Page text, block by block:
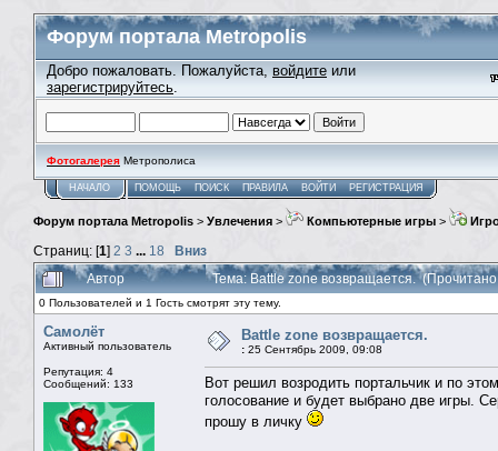
Форум портала Metropolis
Добро пожаловать. Пожалуйста, войдите или
зарегистрируйтесь.
Фотогалерея Метрополиса
НАЧАЛО ПОМОЩЬ ПОИСК ПРАВИЛА ВОЙТИ РЕГИСТРАЦИЯ
Форум портала Metropolis > Увлечения > Компьютерные игры >
Страниц: [1] 2 3 ... 18
Вниз
Автор
Тема: Battle zone возвращается.
0 Пользователей и 1 Гость смотрят эту тему.
Самолёт
Активный пользователь
Репутация: 4
Сообщений: 133
Battle zone возвращается.
: 25 Сентябрь 2009, 09:08
Вот решил возродить портальчик и по
голосование и будет выбрано две игры.
прошу в личку